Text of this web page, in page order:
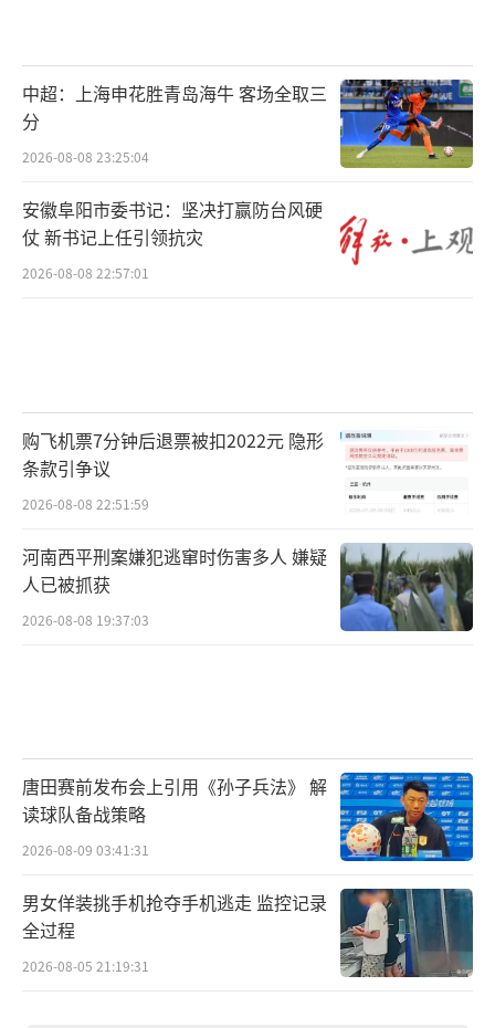
中超：上海申花胜青岛海牛 客场全取三
分
2026-08-08 23:25:04
安徽阜阳市委书记：坚决打赢防台风硬
仗 新书记上任引领抗灾
2026-08-08 22:57:01
购飞机票7分钟后退票被扣2022元 隐形
条款引争议
2026-08-08 22:51:59
河南西平刑案嫌犯逃窜时伤害多人 嫌疑
人已被抓获
2026-08-08 19:37:03
唐田赛前发布会上引用《孙子兵法》 解
读球队备战策略
2026-08-09 03:41:31
男女佯装挑手机抢夺手机逃走 监控记录
全过程
2026-08-05 21:19:31